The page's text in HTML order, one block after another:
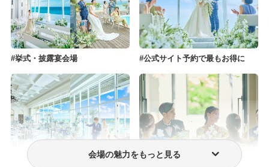
挙式・披露宴会場 公式サイト予約で最もお得に
会場の魅力をもっと見る